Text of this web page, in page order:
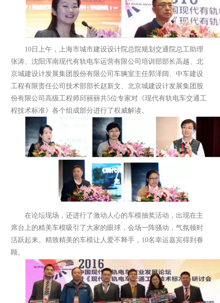
10日上午，上海市城市建设设计院总院规划交通院总工助理
张涛、沈阳浑南现代有轨电车运营有限公司培训部部长高越、北
京城建设计发展集团股份有限公司车辆室主任郭泽阔、中车建设
工程有限责任公司技术部部长赵新文、北京城建设计发展集团股
份有限公司高级工程师邱丽丽共5位专家对《现代有轨电车交通工
程技术标准》各个组成部分进行了权威解读。
在论坛现场，还进行了激动人心的车模抽奖活动，出现在主
席台上的精美车模吸引了大家的眼球，会场一阵骚动，气氛顿时
活跃起来。精致精美的车模让人爱不释手，10名幸运嘉宾得到眷
顾。